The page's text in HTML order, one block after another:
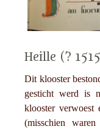
Heille (?
Dit klooster
gesticht werd is
klooster verwoest
(misschien